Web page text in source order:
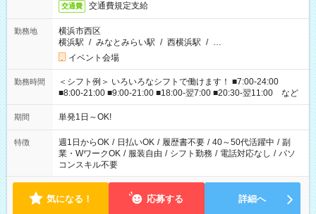
交通費 交通費規定支給
勤務地
横浜市西区
横浜駅 / みなとみらい駅 / 西横浜駅 / …
イベント会場
勤務時間
＜シフト例＞ いろいろなシフトで働けます！ ■7:00-24:00
■8:00-21:00 ■9:00-21:00 ■18:00-翌7:00 ■20:30-翌11:00 など
期間 単発1日～OK!
特徴 週1日からOK / 日払いOK / 履歴書不要 / 40～50代活躍中 / 副
業・WワークOK / 服装自由 / シフト勤務 / 電話対応なし / パソ
コンスキル不要
気になる！ 応募する 詳細へ